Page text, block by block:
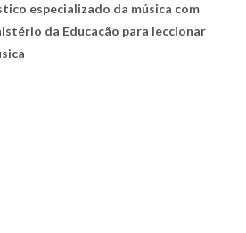
especializado da música com
da Educação para leccionar